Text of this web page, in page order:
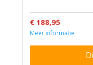
€ 188,95
Meer informatie